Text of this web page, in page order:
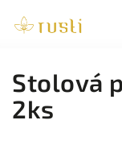
Stolová
2ks